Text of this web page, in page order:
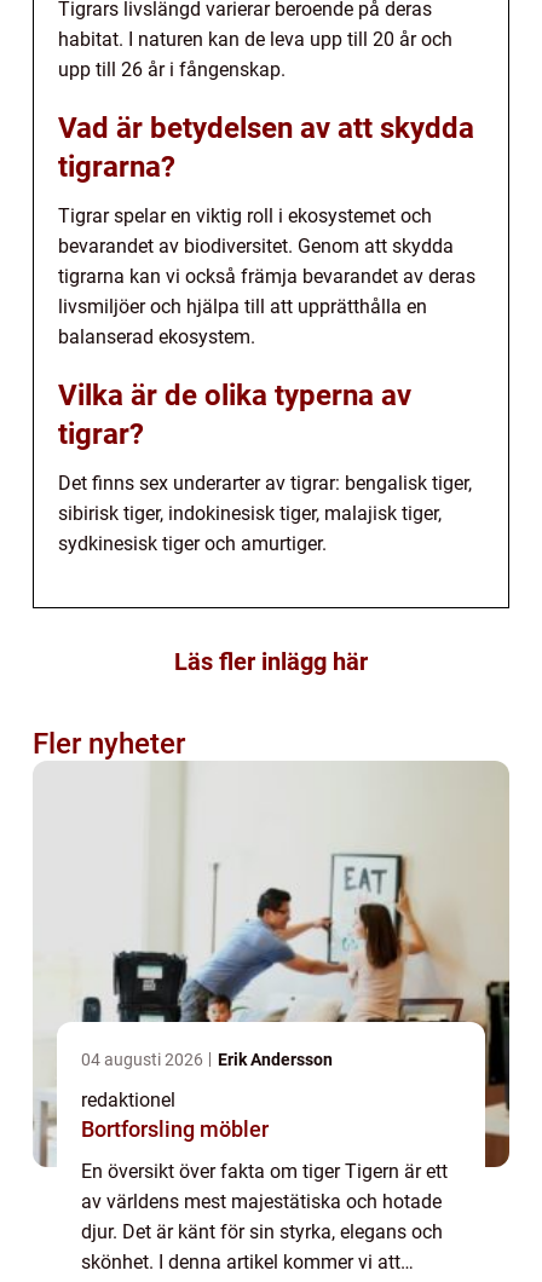
Tigrars livslängd varierar beroende på deras
habitat. I naturen kan de leva upp till 20 år och
upp till 26 år i fångenskap.
Vad är betydelsen av att skydda
tigrarna?
Tigrar spelar en viktig roll i ekosystemet och
bevarandet av biodiversitet. Genom att skydda
tigrarna kan vi också främja bevarandet av deras
livsmiljöer och hjälpa till att upprätthålla en
balanserad ekosystem.
Vilka är de olika typerna av
tigrar?
Det finns sex underarter av tigrar: bengalisk tiger,
sibirisk tiger, indokinesisk tiger, malajisk tiger,
sydkinesisk tiger och amurtiger.
Läs fler inlägg här
Fler nyheter
04 augusti 2026 Erik Andersson
redaktionel
Bortforsling möbler
En översikt över fakta om tiger Tigern är ett
av världens mest majestätiska och hotade
djur. Det är känt för sin styrka, elegans och
skönhet. I denna artikel kommer vi att